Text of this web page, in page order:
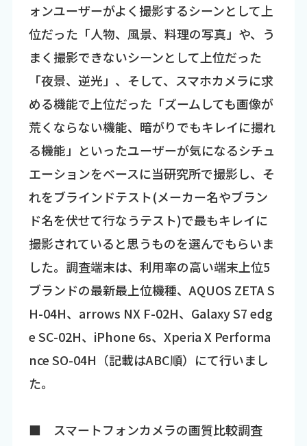
ォンユーザーがよく撮影するシーンとして上
位だった「人物、風景、料理の写真」や、う
まく撮影できないシーンとして上位だった
「夜景、逆光」、そして、スマホカメラに求
める機能で上位だった「ズームしても画像が
荒くならない機能、暗がりでもキレイに撮れ
る機能」といったユーザーが気になるシチュ
エーションをベースに当研究所で撮影し、そ
れをブラインドテスト(メーカー名やブラン
ド名を伏せて行なうテスト)で最もキレイに
撮影されていると思うものを選んでもらいま
した。調査端末は、利用率の高い端末上位5
ブランドの最新最上位機種、AQUOS ZETA S
H-04H、arrows NX F-02H、Galaxy S7 edg
e SC-02H、iPhone 6s、Xperia X Performa
nce SO-04H（記載はABC順）にて行いまし
た。
■ スマートフォンカメラの画質比較調査